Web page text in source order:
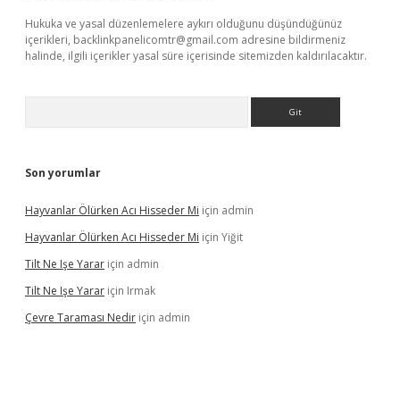
Hukuka ve yasal düzenlemelere aykırı olduğunu düşündüğünüz
içerikleri, backlinkpanelicomtr@gmail.com adresine bildirmeniz
halinde, ilgili içerikler yasal süre içerisinde sitemizden kaldırılacaktır.
Son yorumlar
Hayvanlar Ölürken Acı Hisseder Mi için admin
Hayvanlar Ölürken Acı Hisseder Mi için Yiğit
Tilt Ne Işe Yarar için admin
Tilt Ne Işe Yarar için Irmak
Çevre Taraması Nedir için admin